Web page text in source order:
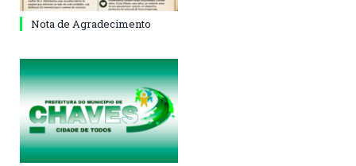
Nota de Agradecimento